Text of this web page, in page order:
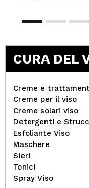
CURA DEL
Creme e
Creme per il viso
Creme solari viso
Detergenti e
Esfoliante Viso
Maschere
Sieri
Tonici
Spray Viso